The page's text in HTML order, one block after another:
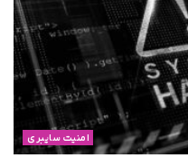
امنیت سایبری